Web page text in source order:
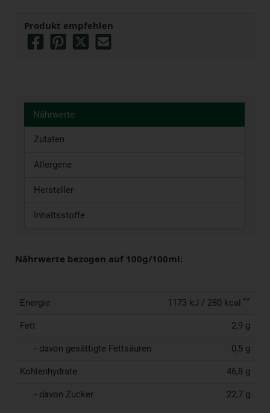
Produkt empfehlen
Nährwerte
Zutaten
Allergene
Hersteller
Inhaltsstoffe
Nährwerte bezogen auf 100g/100ml:
Energie 1173 kJ / 280 kcal **
Fett 2,9 g
- davon gesättigte Fettsäuren 0,5 g
Kohlenhydrate 46,8 g
- davon Zucker 22,7 g